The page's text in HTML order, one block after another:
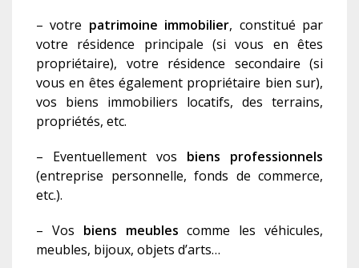
– votre patrimoine immobilier, constitué par
votre résidence principale (si vous en êtes
propriétaire), votre résidence secondaire (si
vous en êtes également propriétaire bien sur),
vos biens immobiliers locatifs, des terrains,
propriétés, etc.
– Eventuellement vos biens professionnels
(entreprise personnelle, fonds de commerce,
etc.).
– Vos biens meubles comme les véhicules,
meubles, bijoux, objets d’arts…